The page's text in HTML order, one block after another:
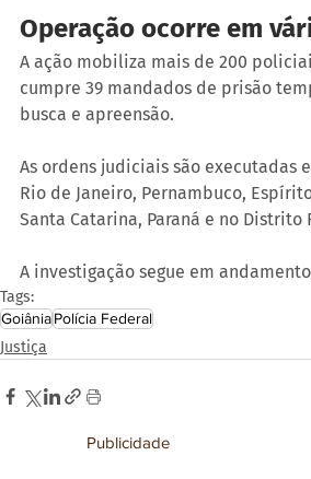
Operação ocorre em
A ação mobiliza mais de 200
cumpre 39 mandados de prisão
busca e apreensão.
As ordens judiciais são executadas
Rio de Janeiro, Pernambuco,
Santa Catarina, Paraná e no Distrito
A investigação segue em
Tags:
GoiâniaPolícia Federal
Justiça
Publicidade